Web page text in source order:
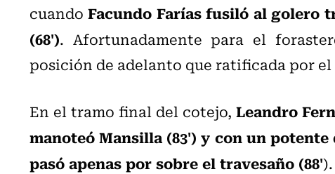
cuandoFacundo Farías fusiló al golero
(68'). Afortunadamente para el
posición de adelanto que ratificada por el
En el tramo final del cotejo,Leandro
manoteó Mansilla (83') y con un
pasó apenas por sobre el travesaño (88'